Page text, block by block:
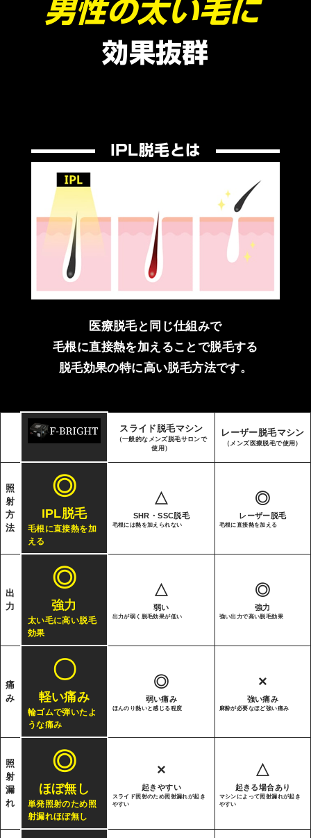
男性の太い毛に
効果抜群
IPL脱毛とは
医療脱毛と同じ仕組みで
毛根に直接熱を加えることで脱毛する
脱毛効果の特に高い脱毛方法です。
スライド脱毛マシン
（一般的なメンズ脱毛サロンで
使用）
レーザー脱毛マシン
（メンズ医療脱毛で使用）
照
射
方
法
◎
IPL脱毛
毛根に直接熱を加
える
△
SHR・SSC脱毛
毛根には熱を加えられない
◎
レーザー脱毛
毛根に直接熱を加える
出
力
◎
強力
太い毛に高い脱毛
効果
△
弱い
出力が弱く脱毛効果が低い
◎
強力
強い出力で高い脱毛効果
痛
み
〇
軽い痛み
輪ゴムで弾いたよ
うな痛み
◎
弱い痛み
ほんのり熱いと感じる程度
×
強い痛み
麻酔が必要なほど強い痛み
照
射
漏
れ
◎
ほぼ無し
単発照射のため照
射漏れほぼ無し
×
起きやすい
スライド照射のため照射漏れが起き
やすい
△
起きる場合あり
マシンによって照射漏れが起き
やすい